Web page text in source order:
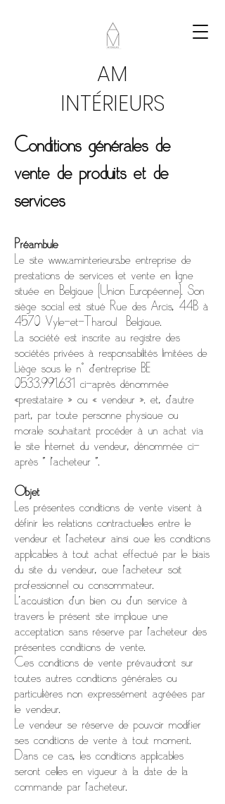
AM
INTÉRIEURS
Conditions générales de
vente de produits et de
services
Préambule
Le site www.aminterieurs.beentreprise de
prestations de services et vente en ligne
située en Belgique (Union Européenne). Son
siège social est situé Rue des Arcis, 44B à
4570 Vyle-et-Tharoul Belgique.
La société est inscrite au registre des
sociétés privées à responsabilités limitées de
Liège sous le n° d'entreprise BE
0533.991.631 ci-après dénommée
«prestataire » ou « vendeur ». et, d’autre
part, par toute personne physique ou
morale souhaitant procéder à un achat via
le site Internet du vendeur, dénommée ci-
après " l’acheteur ".
Objet
Les présentes conditions de vente visent à
définir les relations contractuelles entre le
vendeur et l’acheteur ainsi que les conditions
applicables à tout achat effectué par le biais
du site du vendeur, que l’acheteur soit
professionnel ou consommateur.
L’acquisition d’un bien ou d’un service à
travers le présent site implique une
acceptation sans réserve par l’acheteur des
présentes conditions de vente.
Ces conditions de vente prévaudront sur
toutes autres conditions générales ou
particulières non expressément agréées par
le vendeur.
Le vendeur se réserve de pouvoir modifier
ses conditions de vente à tout moment.
Dans ce cas, les conditions applicables
seront celles en vigueur à la date de la
commande par l’acheteur.